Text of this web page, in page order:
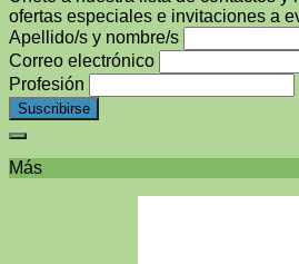
ofertas especiales e invitaciones a
Apellido/s y nombre/s
Correo electrónico
Profesión
Más